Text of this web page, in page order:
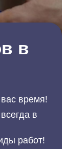
в
время!
в
работ!